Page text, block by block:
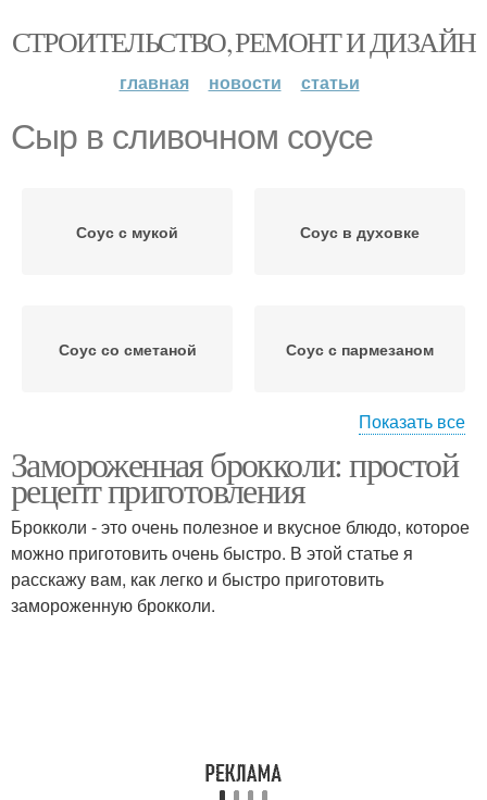
СТРОИТЕЛЬСТВО, РЕМОНТ И ДИЗАЙН
главная новости статьи
Сыр в сливочном соусе
Соус с мукой Соус в духовке
Соус со сметаной Соус с пармезаном
соусе
Соус под сыром
Показать все
Замороженная брокколи: простой
рецепт приготовления
Брокколи - это очень полезное и вкусное блюдо, которое
можно приготовить очень быстро. В этой статье я
расскажу вам, как легко и быстро приготовить
замороженную брокколи.